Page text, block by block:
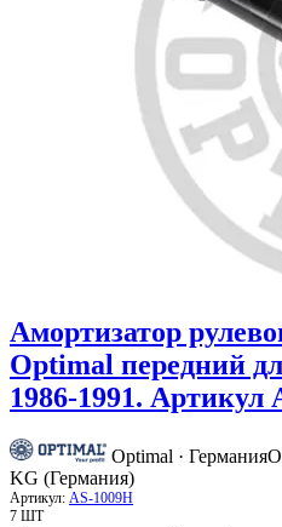
Амортизатор
Optimal передний
1986-1991. Артикул
Optimal · Германия
KG (Германия)
Артикул: AS-1009H
7 ШТ